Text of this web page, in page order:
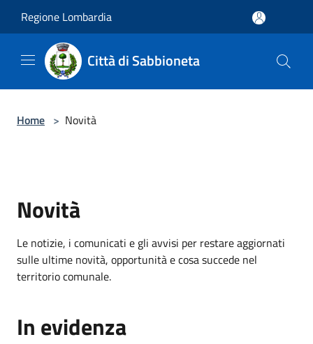
Regione Lombardia
Città di Sabbioneta
Home > Novità
Novità
Le notizie, i comunicati e gli avvisi per restare aggiornati
sulle ultime novità, opportunità e cosa succede nel
territorio comunale.
In evidenza